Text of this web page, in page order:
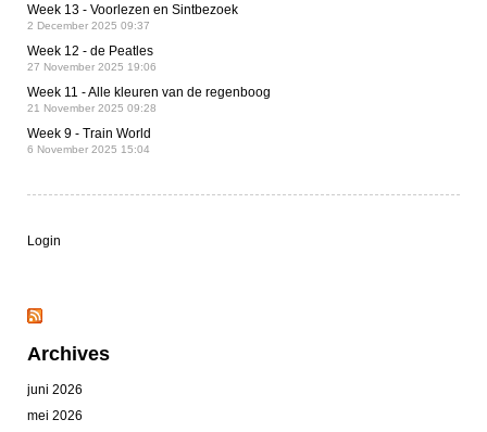
Week 13 - Voorlezen en Sintbezoek
2 December 2025 09:37
Week 12 - de Peatles
27 November 2025 19:06
Week 11 - Alle kleuren van de regenboog
21 November 2025 09:28
Week 9 - Train World
6 November 2025 15:04
Login
Archives
juni 2026
mei 2026